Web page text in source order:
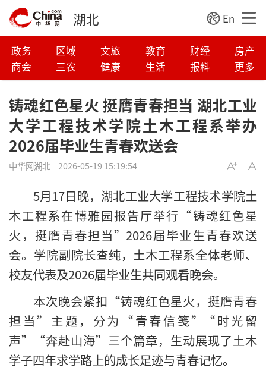
湖北 En
政务 区域 文旅 教育 财经
房产
商会
三农 健康 生活 报料 更多
铸魂红色星火 挺膺青春担当 湖北工业
大学工程技术学院土木工程系举办
2026届毕业生青春欢送会
中华网湖北 2026-05-19 15:19:54
5月17日晚，湖北工业大学工程技术学院土
木工程系在博雅园报告厅举行“铸魂红色星
火，挺膺青春担当”2026届毕业生青春欢送
会。学院副院长查纯，土木工程系全体老师、
校友代表及2026届毕业生共同观看晚会。
本次晚会紧扣“铸魂红色星火，挺膺青春
担当”主题，分为“青春信笺”“时光留
声”“奔赴山海”三个篇章，生动展现了土木
学子四年求学路上的成长足迹与青春记忆。